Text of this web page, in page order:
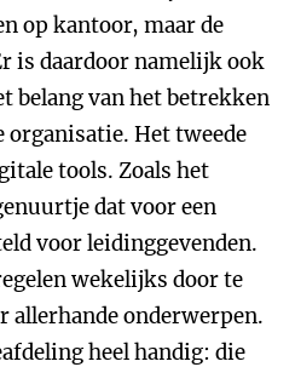
op kantoor, maar de
is daardoor namelijk ook
belang van het betrekken
Het tweede
tools. Zoals het
dat voor een
voor leidinggevenden.
wekelijks door te
allerhande onderwerpen.
heel handig: die